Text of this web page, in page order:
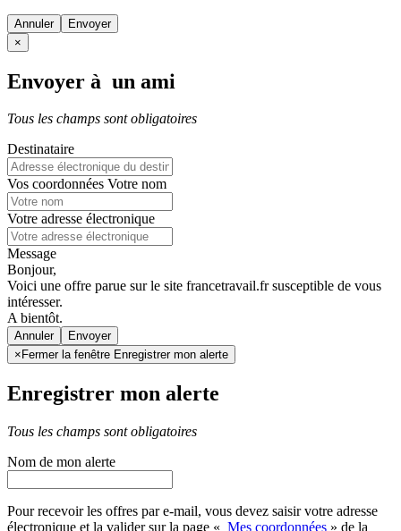
Annuler
×
Envoyer à un ami
Tous les champs sont obligatoires
Destinataire
Vos coordonnées Votre nom
Votre adresse électronique
Message
Bonjour,
Voici une offre parue sur le site francetravail.fr susceptible de vous
intéresser.
A bientôt.
Annuler
× Fermer la fenêtre Enregistrer mon alerte
Enregistrer mon alerte
Tous les champs sont obligatoires
Nom de mon alerte
Pour recevoir les offres par e-mail, vous devez saisir votre adresse
électronique et la valider sur la page « Mes coordonnées » de la